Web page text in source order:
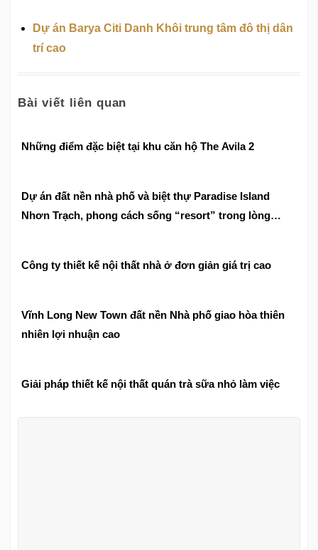
Dự án Barya Citi Danh Khôi trung tâm đô thị dân
trí cao
Bài viết liên quan
Những điểm đặc biệt tại khu căn hộ The Avila 2
Dự án đất nền nhà phố và biệt thự Paradise Island
Nhơn Trạch, phong cách sống “resort” trong lòng
Công ty thiết kế nội thất nhà ở đơn giản giá trị cao
Vĩnh Long New Town đất nền Nhà phố giao hòa thiên
nhiên lợi nhuận cao
Giải pháp thiết kế nội thất quán trà sữa nhỏ làm việc